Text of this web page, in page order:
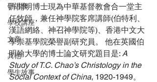
研討會
學校講座
文章
其他
學生故事
許開明博士現為中華基督教會合一堂主
任牧師，兼任神學院客席講師(伯特利、
漢語網絡、神召神學院等)、香港中文大
學崇基學院榮譽副研究員。 他在英國伯
明翰大學的博士論文研究題目是: A
Study of T.C. Chao’s Christology in the
Social Context of China, 1920-1949。